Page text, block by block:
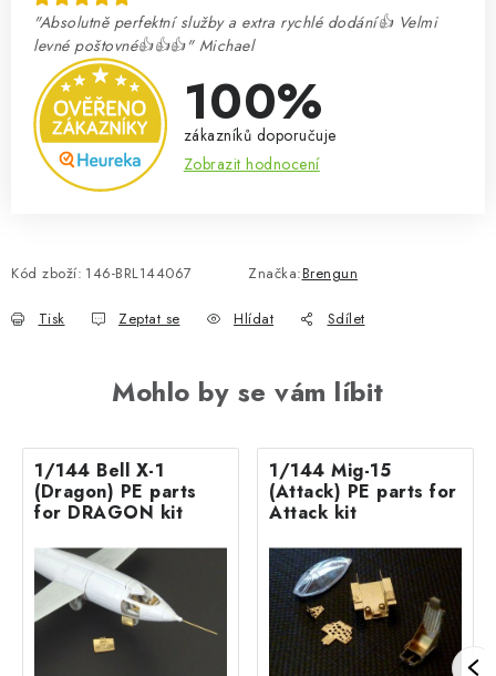
"Absolutně perfektní služby a extra rychlé dodání👍 Velmi
levné poštovné👍👍👍" Michael
100%
zákazníků doporučuje
Zobrazit hodnocení
Kód zboží: 146-BRL144067 Značka:Brengun
Tisk Zeptat se Hlídat Sdílet
Mohlo by se vám líbit
1/144 Bell X-1
(Dragon) PE parts
for DRAGON kit
1/144 Mig-15
(Attack) PE parts for
Attack kit